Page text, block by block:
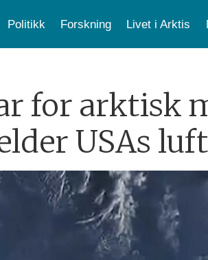
Politikk Forskning Livet i Arktis
for arktisk
USAs